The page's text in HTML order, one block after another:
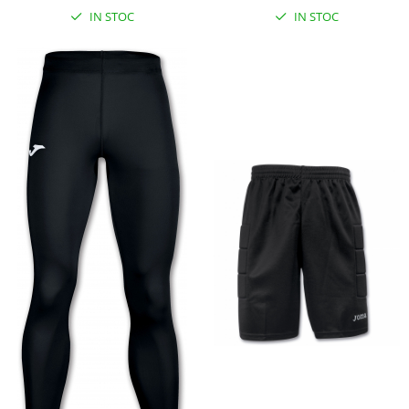
IN STOC IN STOC